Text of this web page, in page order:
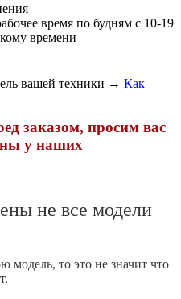
время по будням с 10-19
времени
вашей техники → Как
заказом, просим вас
у наших
не все модели
модель, то это не значит что